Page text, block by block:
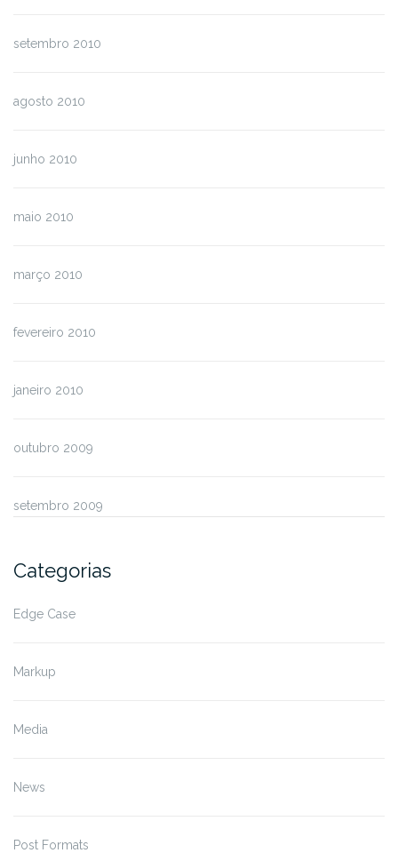
setembro 2010
agosto 2010
junho 2010
maio 2010
março 2010
fevereiro 2010
janeiro 2010
outubro 2009
setembro 2009
Categorias
Edge Case
Markup
Media
News
Post Formats